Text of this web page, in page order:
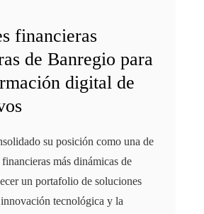
financieras
de Banregio para
digital de
su posición como una de
más dinámicas de
un portafolio de soluciones
tecnológica y la